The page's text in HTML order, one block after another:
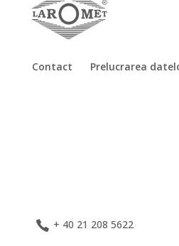
Contact Prelucrarea
+ 40 21 208 5622